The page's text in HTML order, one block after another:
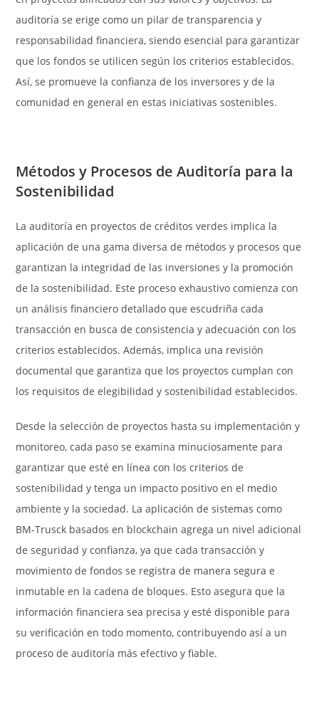
auditoría se erige como un pilar de transparencia y
responsabilidad financiera, siendo esencial para garantizar
que los fondos se utilicen según los criterios establecidos.
Así, se promueve la confianza de los inversores y de la
comunidad en general en estas iniciativas sostenibles.
Métodos y Procesos de Auditoría para la
Sostenibilidad
La auditoría en proyectos de créditos verdes implica la
aplicación de una gama diversa de métodos y procesos que
garantizan la integridad de las inversiones y la promoción
de la sostenibilidad. Este proceso exhaustivo comienza con
un análisis financiero detallado que escudriña cada
transacción en busca de consistencia y adecuación con los
criterios establecidos. Además, implica una revisión
documental que garantiza que los proyectos cumplan con
los requisitos de elegibilidad y sostenibilidad establecidos.
Desde la selección de proyectos hasta su implementación y
monitoreo, cada paso se examina minuciosamente para
garantizar que esté en línea con los criterios de
sostenibilidad y tenga un impacto positivo en el medio
ambiente y la sociedad. La aplicación de sistemas como
BM-Trusck basados en blockchain agrega un nivel adicional
de seguridad y confianza, ya que cada transacción y
movimiento de fondos se registra de manera segura e
inmutable en la cadena de bloques. Esto asegura que la
información financiera sea precisa y esté disponible para
su verificación en todo momento, contribuyendo así a un
proceso de auditoría más efectivo y fiable.